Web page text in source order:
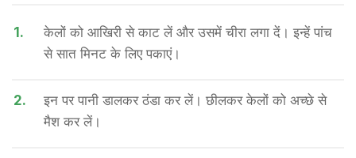
1.
केलों को आखिरी से काट लें और उसमें चीरा लगा दें। इन्हें पांच
से सात मिनट के लिए पकाएं।
2.
इन पर पानी डालकर ठंडा कर लें। छीलकर केलों को अच्छे से
मैश कर लें।